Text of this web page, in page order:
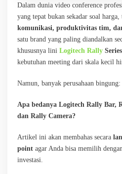
Dalam dunia video conference
yang tepat bukan sekadar soal harga,
komunikasi, produktivitas tim,
satu brand yang paling diandalkan
khususnya lini Logitech Rally Series
kebutuhan meeting dari skala kecil
Namun, banyak perusahaan bingung:
Apa bedanya Logitech Rally Bar,
dan Rally Camera?
Artikel ini akan membahas secara
point agar Anda bisa memilih
investasi.